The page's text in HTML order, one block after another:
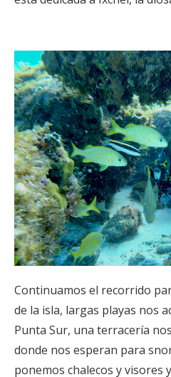
Continuamos el recorrido
de la isla, largas playas nos
Punta Sur, una terracería
donde nos esperan para
ponemos chalecos y visores